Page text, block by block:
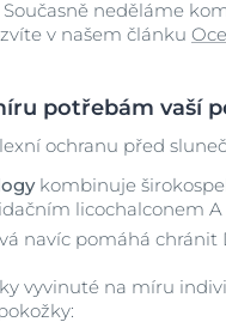
UreaRepair
pokožka
Současně neděláme
v našem článku
potřebám vaší
ochranu před
kombinuje
licochalconem
navíc pomáhá chránit
vyvinuté na míru